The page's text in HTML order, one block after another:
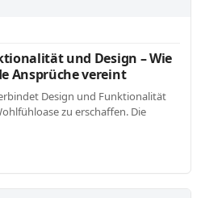
und Design – Wie
Ansprüche vereint
Design und Funktionalität
zu erschaffen. Die